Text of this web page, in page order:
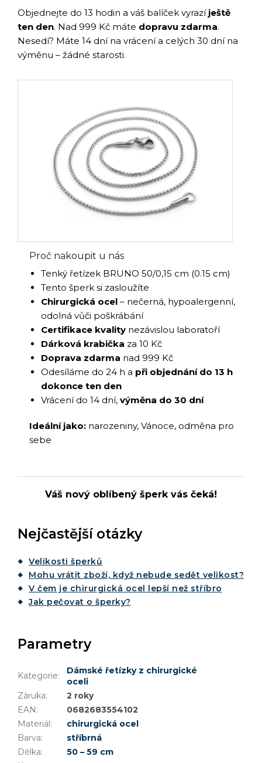
Objednejte do 13 hodin a váš balíček vyrazí ještě
ten den. Nad 999 Kč máte dopravu zdarma.
Nesedí? Máte 14 dní na vrácení a celých 30 dní na
výměnu – žádné starosti.
Proč nakoupit u nás
Tenký řetízek BRUNO 50/0,15 cm (0.15 cm)
Tento šperk si zasloužíte
Chirurgická ocel – nečerná, hypoalergenní,
odolná vůči poškrábání
Certifikace kvality nezávislou laboratoří
Dárková krabička za 10 Kč
Doprava zdarma nad 999 Kč
Odesíláme do 24 h a při objednání do 13 h
dokonce ten den
Vrácení do 14 dní, výměna do 30 dní
Ideální jako: narozeniny, Vánoce, odměna pro
sebe
Váš nový oblíbený šperk vás čeká!
Nejčastější otázky
Velikosti šperků
Mohu vrátit zboží, když nebude sedět velikost?
V čem je chirurgická ocel lepší než stříbro
Jak pečovat o šperky?
Parametry
Kategorie:
Dámské řetízky z chirurgické
oceli
Záruka:
2 roky
EAN:
0682683554102
Materiál:
chirurgická ocel
Barva:
stříbrná
Délka:
50 – 59 cm